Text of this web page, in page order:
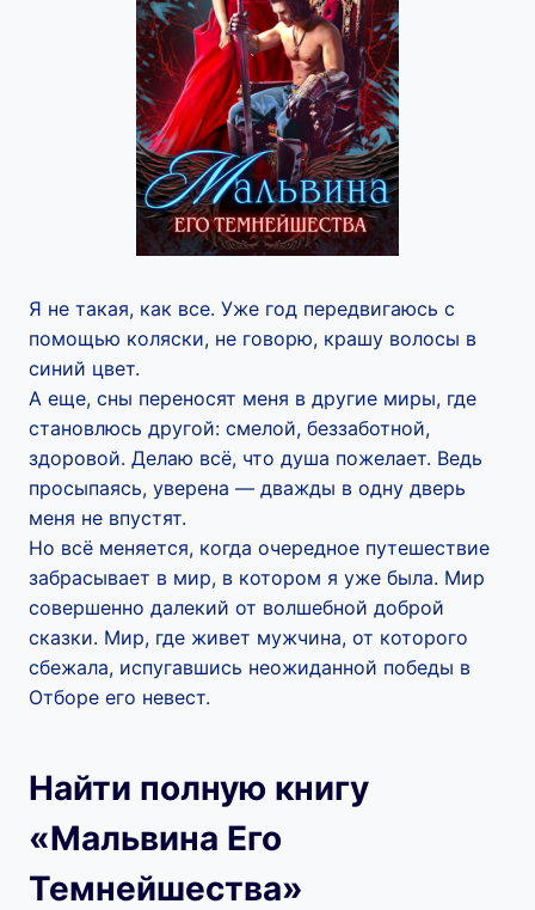
Я не такая, как все. Уже год передвигаюсь с
помощью коляски, не говорю, крашу волосы в
синий цвет.
А еще, сны переносят меня в другие миры, где
становлюсь другой: смелой, беззаботной,
здоровой. Делаю всё, что душа пожелает. Ведь
просыпаясь, уверена — дважды в одну дверь
меня не впустят.
Но вcё меняется, когда очередное путешествие
забрасывает в мир, в котором я уже была. Мир
совершенно далекий от волшебной доброй
сказки. Мир, где живет мужчина, от которого
сбежала, испугавшись неожиданной победы в
Отборе его невест.
Найти полную книгу
«Мальвина Его
Темнейшества»